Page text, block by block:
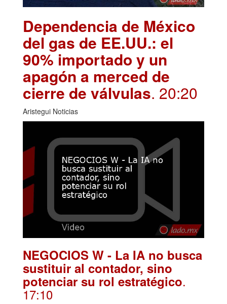
Dependencia de México
del gas de EE.UU.: el
90% importado y un
apagón a merced de
cierre de válvulas. 20:20
Aristegui Noticias
NEGOCIOS W - La IA no busca
sustituir al contador, sino
potenciar su rol estratégico.
17:10